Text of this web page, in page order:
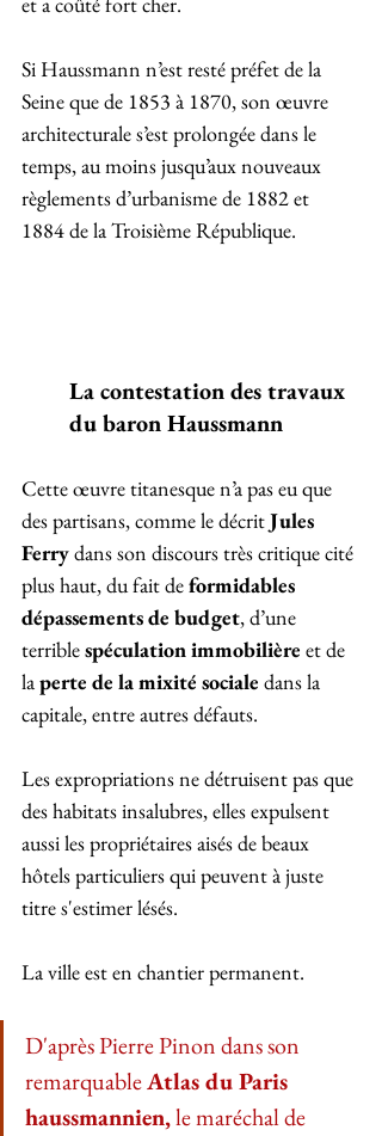
Si Haussmann n’est resté préfet de la
Seine que de 1853 à 1870, son œuvre
architecturale s’est prolongée dans le
temps, au moins jusqu’aux nouveaux
règlements d’urbanisme de 1882 et
1884 de la Troisième République.
La contestation des travaux
du baron Haussmann
Cette œuvre titanesque n’a pas eu que
des partisans, comme le décrit Jules
Ferry dans son discours très critique cité
plus haut, du fait de formidables
dépassements de budget, d’une
terrible spéculation immobilière et de
la perte de la mixité sociale dans la
capitale, entre autres défauts.
Les expropriations ne détruisent pas que
des habitats insalubres, elles expulsent
aussi les propriétaires aisés de beaux
hôtels particuliers qui peuvent à juste
titre s'estimer lésés.
La ville est en chantier permanent.
D'après Pierre Pinon dans son
remarquable Atlas du Paris
haussmannien, le maréchal de